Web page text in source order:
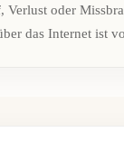
oder
das Internet ist